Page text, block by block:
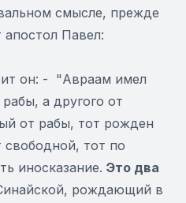
смысле, прежде
апостол Павел:
он: - "Авраам имел
а другого от
от рабы, тот рожден
свободной, тот по
иносказание. Это два
рождающий в